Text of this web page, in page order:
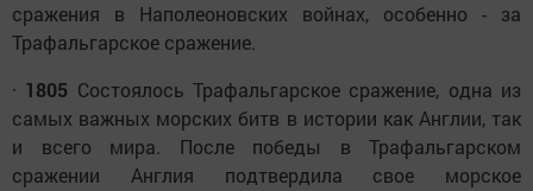
сражения в Наполеоновских войнах, особенно - за
Трафальгарское сражение.
· 1805 Состоялось Трафальгарское сражение, одна из
самых важных морских битв в истории как Англии, так
и всего мира. После победы в Трафальгарском
сражении Англия подтвердила свое морское